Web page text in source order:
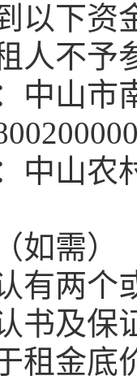
以下资
人不予
山市
山农村
需）
两个或
书及保
租金底